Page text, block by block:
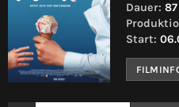
Dauer:
Start: